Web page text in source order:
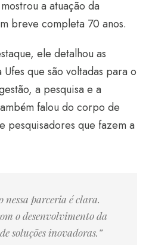
a atuação da
breve completa 70 anos.
ele detalhou as
que são voltadas para o
a pesquisa e a
falou do corpo de
pesquisadores que fazem a
nessa parceria é clara.
o desenvolvimento da
soluções inovadoras.”